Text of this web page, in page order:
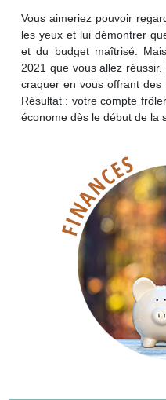
Vous aimeriez pouvoir
les yeux et lui démontrer
et du budget maîtrisé.
2021 que vous allez
craquer en vous offrant des
Résultat : votre compte
économe dès le début de la